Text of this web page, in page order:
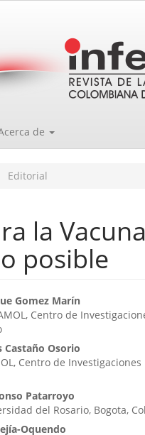
de
Editorial
la
posible
Gomez Marín
Centro de
Castaño Osorio
Centro de
Patarroyo
del Rosario, Bogota,
Oquendo